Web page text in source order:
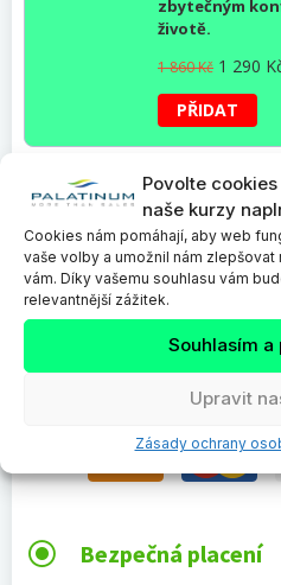
Povolte
naše kurzy
Cookies nám pomáhají, aby web
vaše volby a umožnil nám
vám. Díky vašemu souhlasu vám
relevantnější zážitek.
Souhlasím a
Upravit
Zásady ochrany
zbytečným
životě.
1 860Kč Původní
byla:
1
860 Kč.
1 290
PŘIDAT
Vaše osobní údaje budou využity pro
pro zlepšení zážitku návštěvy našich
nepředáme a budeme s nimi
Přečetl jsem si a souhlasím s
DOKONČIT
\ Bezpečná placení